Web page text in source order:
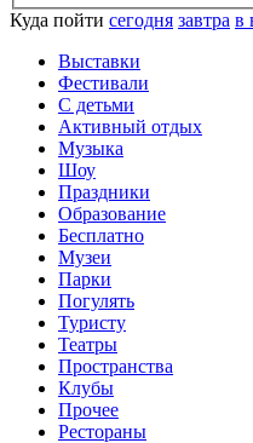
Куда пойти сегодня завтра в
Выставки
Фестивали
С детьми
Активный отдых
Музыка
Шоу
Праздники
Образование
Бесплатно
Музеи
Парки
Погулять
Туристу
Театры
Пространства
Клубы
Прочее
Рестораны